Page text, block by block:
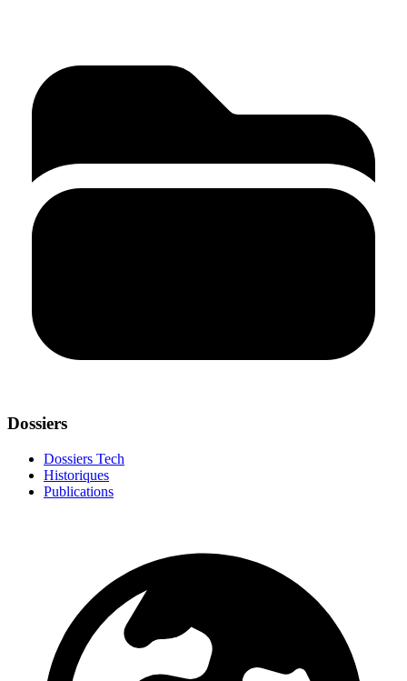
Dossiers
Dossiers Tech
Historiques
Publications